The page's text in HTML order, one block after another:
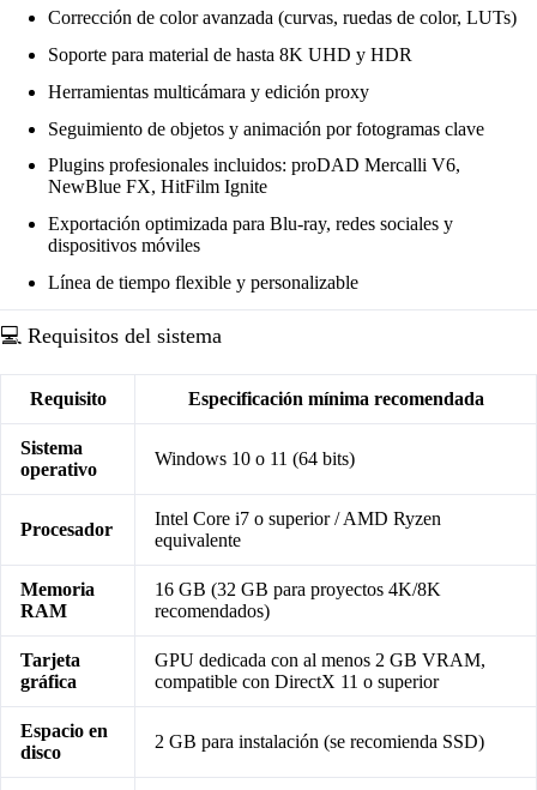
Corrección de color avanzada (curvas, ruedas de color, LUTs)
Soporte para material de hasta 8K UHD y HDR
Herramientas multicámara y edición proxy
Seguimiento de objetos y animación por fotogramas clave
Plugins profesionales incluidos: proDAD Mercalli V6,
NewBlue FX, HitFilm Ignite
Exportación optimizada para Blu-ray, redes sociales y
dispositivos móviles
Línea de tiempo flexible y personalizable
💻 Requisitos del sistema
Requisito Especificación mínima recomendada
Sistema
operativo
Windows 10 o 11 (64 bits)
Procesador
Intel Core i7 o superior / AMD Ryzen
equivalente
Memoria
RAM
16 GB (32 GB para proyectos 4K/8K
recomendados)
Tarjeta
gráfica
GPU dedicada con al menos 2 GB VRAM,
compatible con DirectX 11 o superior
Espacio en
disco
2 GB para instalación (se recomienda SSD)